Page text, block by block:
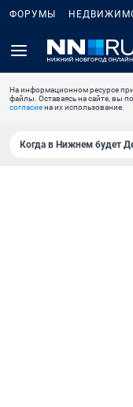
ФОРУМЫ
На информационном ресурсе
файлы. Оставаясь на сайте, вы
согласиена их использование.
Когда в Нижнем будет